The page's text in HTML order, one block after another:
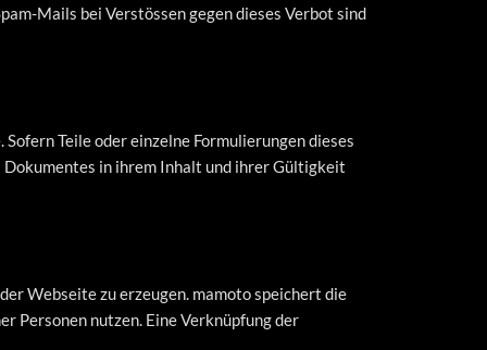
Mails bei Verstössen gegen dieses Verbot sind
Teile oder einzelne Formulierungen dieses
in ihrem Inhalt und ihrer Gültigkeit
Webseite zu erzeugen. mamoto speichert die
Personen nutzen. Eine Verknüpfung der